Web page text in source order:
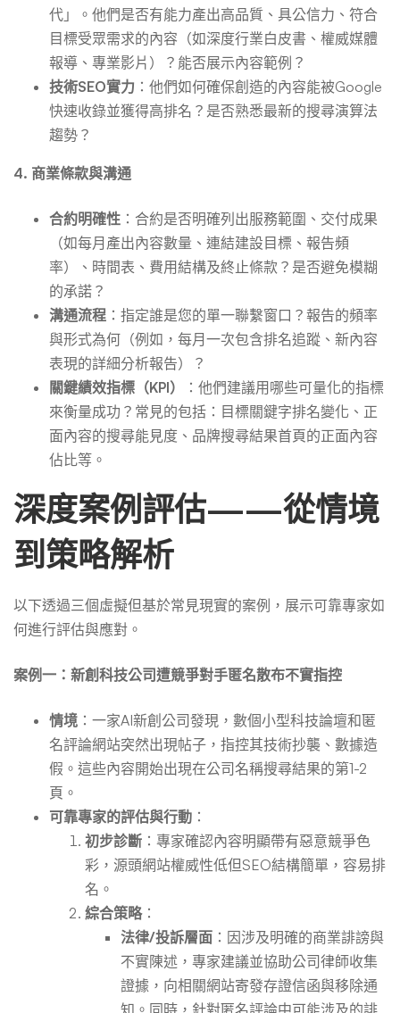
代」。他們是否有能力產出高品質、具公信力、符合
目標受眾需求的內容（如深度行業白皮書、權威媒體
報導、專業影片）？能否展示內容範例？
技術SEO實力 ：他們如何確保創造的內容能被Google
快速收錄並獲得高排名？是否熟悉最新的搜尋演算法
趨勢？
4. 商業條款與溝通
合約明確性 ：合約是否明確列出服務範圍、交付成果
（如每月產出內容數量、連結建設目標、報告頻
率）、時間表、費用結構及終止條款？是否避免模糊
的承諾？
溝通流程 ：指定誰是您的單一聯繫窗口？報告的頻率
與形式為何（例如，每月一次包含排名追蹤、新內容
表現的詳細分析報告）？
關鍵績效指標（KPI）
：他們建議用哪些可量化的指標
來衡量成功？常見的包括：目標關鍵字排名變化、正
面內容的搜尋能見度、品牌搜尋結果首頁的正面內容
佔比等。
深度案例評估——從情境
到策略解析
以下透過三個虛擬但基於常見現實的案例，展示可靠專家如
何進行評估與應對。
案例一：新創科技公司遭競爭對手匿名散布不實指控
情境 ：一家AI新創公司發現，數個小型科技論壇和匿
名評論網站突然出現帖子，指控其技術抄襲、數據造
假。這些內容開始出現在公司名稱搜尋結果的第1-2
頁。
可靠專家的評估與行動 ：
初步診斷 ：專家確認內容明顯帶有惡意競爭色
彩，源頭網站權威性低但SEO結構簡單，容易排
名。
綜合策略：
法律/投訴層面 ：因涉及明確的商業誹謗與
不實陳述，專家建議並協助公司律師收集
證據，向相關網站寄發存證信函與移除通
知。同時，針對匿名評論中可能涉及的誹